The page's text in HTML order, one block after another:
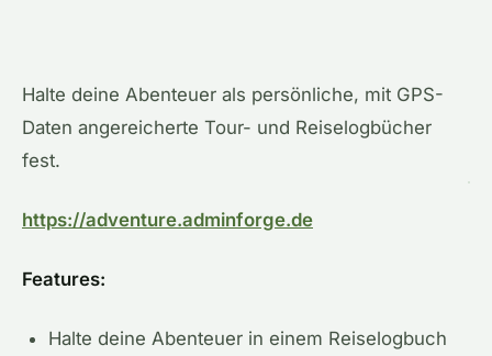
Halte deine Abenteuer als persönliche, mit GPS-
Daten angereicherte Tour- und Reiselogbücher
fest.
https://adventure.adminforge.de
Features:
Halte deine Abenteuer in einem Reiselogbuch